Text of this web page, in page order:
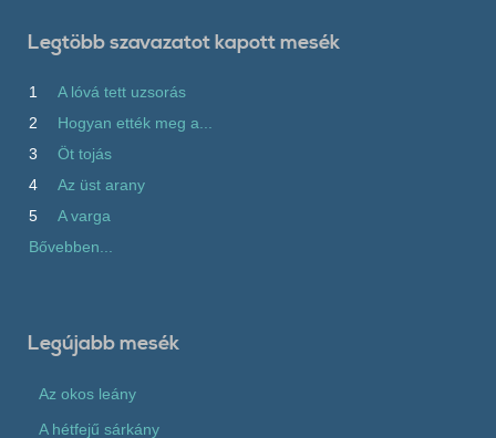
Legtöbb szavazatot kapott mesék
1
A lóvá tett uzsorás
2
Hogyan ették meg a...
3
Öt tojás
4
Az üst arany
5
A varga
Bővebben...
Legújabb mesék
Az okos leány
A hétfejű sárkány